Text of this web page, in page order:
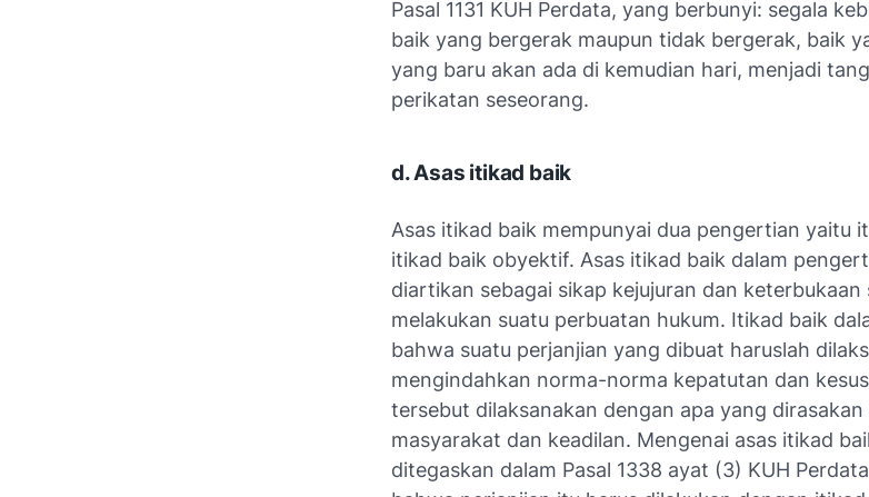
Pasal 1131 KUH Perdata, yang berbunyi: segala
baik yang bergerak maupun tidak bergerak, baik
yang baru akan ada di kemudian hari, menjadi
perikatan seseorang.
d. Asas itikad baik
Asas itikad baik mempunyai dua pengertian yaitu
itikad baik obyektif. Asas itikad baik dalam
diartikan sebagai sikap kejujuran dan keterbukaan
melakukan suatu perbuatan hukum. Itikad baik
bahwa suatu perjanjian yang dibuat haruslah
mengindahkan norma-norma kepatutan dan
tersebut dilaksanakan dengan apa yang dirasakan
masyarakat dan keadilan. Mengenai asas itikad
ditegaskan dalam Pasal 1338 ayat (3) KUH